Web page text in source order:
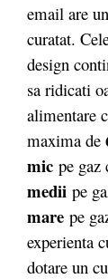
email are
curatat.
design
sa ridicati
alimentare
maxima de
mic pe gaz
medii pe
mare pe
experienta
dotare un